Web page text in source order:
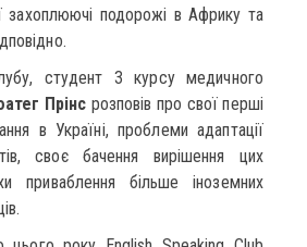
захоплюючі подорожі в Африку та
студент 3 курсу медичного
Прінс розповів про свої перші
в Україні, проблеми адаптації
своє бачення вирішення цих
приваблення більше іноземних